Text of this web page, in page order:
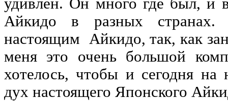
Айкидо в разных
настоящим Айкидо, так, как
меня это очень большой
хотелось, чтобы и сегодня
дух настоящего Японского